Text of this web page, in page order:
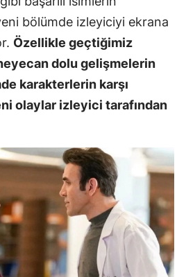
bölümde izleyiciyi ekrana
Özellikle geçtiğimiz
dolu gelişmelerin
karakterlerin karşı
olaylar izleyici tarafından